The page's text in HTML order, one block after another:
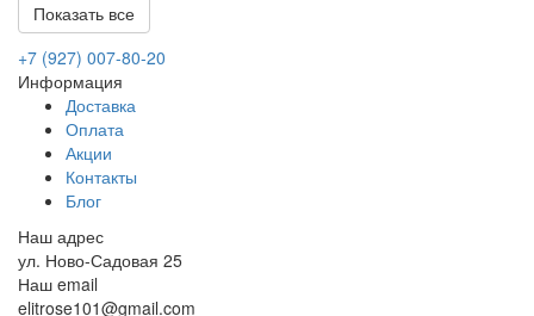
Букеты для ваших близких
Иногда важен не повод, а человек. В 101 ROSE вы можете
Кому можно подарить цветы
Для жены или девушки
Для мамы
Для коллеги или учителя
Для ребёнка— милые букеты комплименты в коробке
Показать все
+7 (927) 007-80-20
Информация
Доставка
Оплата
Акции
Контакты
Блог
Наш адрес
ул. Ново-Садовая 25
Наш email
elitrose101@gmail.com